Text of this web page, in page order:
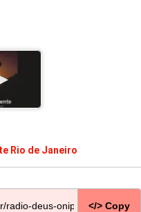
Rio de Janeiro
</> Copy